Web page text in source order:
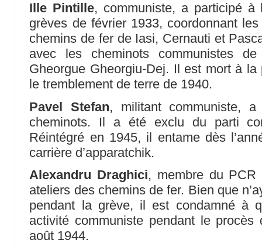
Ille Pintille, communiste, a participé à
grèves de février 1933, coordonnant
chemins de fer de Iasi, Cernauti et
avec les cheminots communistes
Gheorgue Gheorgiu-Dej. Il est mort à
le tremblement de terre de 1940.
Pavel Stefan, militant communiste,
cheminots. Il a été exclu du parti
Réintégré en 1945, il entame dès
carrière d’apparatchik.
Alexandru Draghici, membre du PCR
ateliers des chemins de fer. Bien que
pendant la grève, il est condamné à
activité communiste pendant le procès
août 1944.